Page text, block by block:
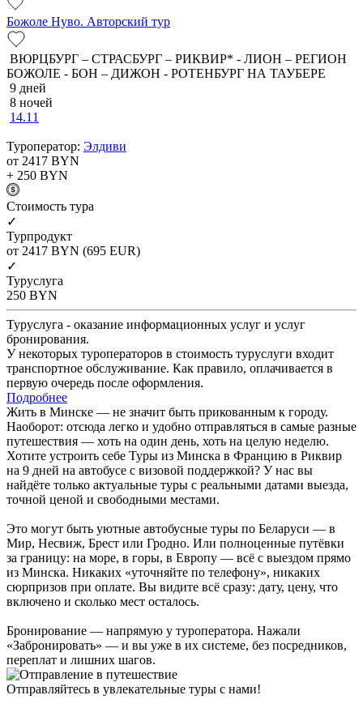
Божоле Нуво. Авторский тур
ВЮРЦБУРГ – СТРАСБУРГ – РИКВИР* - ЛИОН – РЕГИОН
БОЖОЛЕ - БОН – ДИЖОН - РОТЕНБУРГ НА ТАУБЕРЕ
9 дней
8 ночей
14.11
Туроператор: Элдиви
от 2417 BYN
+ 250 BYN
Cтоимость тура
✓
Турпродукт
от 2417 BYN (695 EUR)
✓
Туруслуга
250 BYN
Туруслуга - оказание информационных услуг и услуг
бронирования.
У некоторых туроператоров в стоимость туруслуги входит
транспортное обслуживание. Как правило, оплачивается в
первую очередь после оформления.
Подробнее
Жить в Минске — не значит быть прикованным к городу.
Наоборот: отсюда легко и удобно отправляться в самые разные
путешествия — хоть на один день, хоть на целую неделю.
Хотите устроить себе Туры из Минска в Францию в Риквир
на 9 дней на автобусе с визовой поддержкой? У нас вы
найдёте только актуальные туры с реальными датами выезда,
точной ценой и свободными местами.
Это могут быть уютные автобусные туры по Беларуси — в
Мир, Несвиж, Брест или Гродно. Или полноценные путёвки
за границу: на море, в горы, в Европу — всё с выездом прямо
из Минска. Никаких «уточняйте по телефону», никаких
сюрпризов при оплате. Вы видите всё сразу: дату, цену, что
включено и сколько мест осталось.
Бронирование — напрямую у туроператора. Нажали
«Забронировать» — и вы уже в их системе, без посредников,
переплат и лишних шагов.
Отправляйтесь в увлекательные туры с нами!